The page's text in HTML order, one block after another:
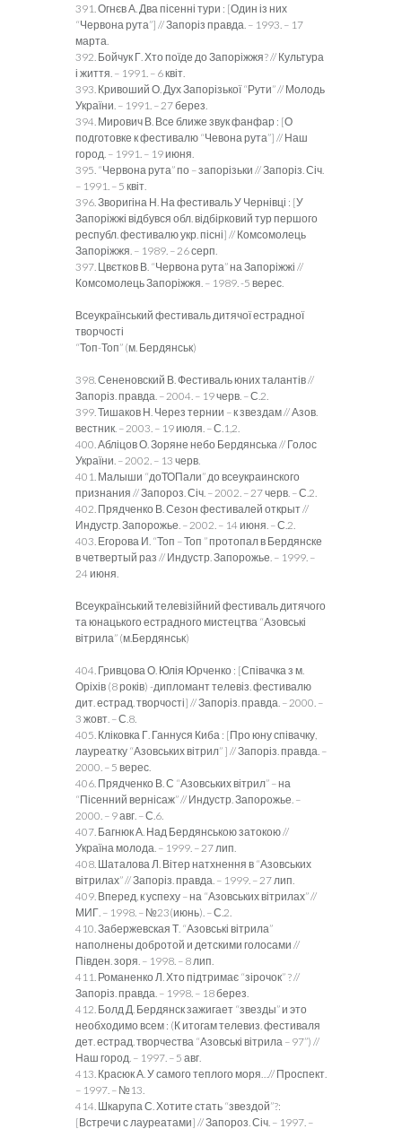
391. Огнєв А. Два пісенні тури : [Один із них
“Червона рута”] // Запоріз правда. – 1993. – 17
марта.
392. Бойчук Г. Хто поїде до Запоріжжя? // Культура
і життя. – 1991. – 6 квіт.
393. Кривоший О. Дух Запорізької “Рути” // Молодь
України. – 1991. – 27 берез.
394. Мирович В. Все ближе звук фанфар : [О
подготовке к фестивалю “Чевона рута”] // Наш
город. – 1991. – 19 июня.
395. “Червона рута” по – запорізьки // Запоріз. Січ.
– 1991. – 5 квіт.
396. Зворигіна Н. На фестиваль У Чернівці : [У
Запоріжжі відбувся обл. відбірковий тур першого
республ. фестивалю укр. пісні] // Комсомолець
Запоріжжя. – 1989. – 26 серп.
397. Цвєтков В. “Червона рута” на Запоріжжі //
Комсомолець Запоріжжя. – 1989. -5 верес.
Всеукраїнський фестиваль дитячої естрадної
творчості
“Топ-Топ” (м. Бердянськ)
398. Сененовский В. Фестиваль юних талантів //
Запоріз. правда. – 2004. – 19 черв. – С.2.
399. Тишаков Н. Через тернии – к звездам // Азов.
вестник. – 2003. – 19 июля. – С.1,2.
400. Абліцов О. Зоряне небо Бердянська // Голос
України. – 2002. – 13 черв.
401. Малыши “доТОПали” до всеукраинского
признания // Запороз. Січ. – 2002. – 27 черв. – С.2.
402. Прядченко В. Сезон фестивалей открыт //
Индустр. Запорожье. – 2002. – 14 июня. – С.2.
403. Егорова И. “Топ – Топ ” протопал в Бердянске
в четвертый раз // Индустр. Запорожье. – 1999. –
24 июня.
Всеукраїнський телевізійний фестиваль дитячого
та юнацького естрадного мистецтва “Азовські
вітрила” (м.Бердянськ)
404. Гривцова О. Юлія Юрченко : [Співачка з м.
Оріхів (8 років) -дипломант телевіз. фестивалю
дит. естрад. творчості] // Запоріз. правда. – 2000. –
3 жовт. – С.8.
405. Кліковка Г. Ганнуся Киба : [Про юну співачку,
лауреатку “Азовських вітрил” ] // Запоріз. правда. –
2000. – 5 верес.
406. Прядченко В. С “Азовських вітрил” – на
“Пісенний вернісаж” // Индустр. Запорожье. –
2000. – 9 авг. – С.6.
407. Багнюк А. Над Бердянською затокою //
Україна молода. – 1999. – 27 лип.
408. Шаталова Л. Вітер натхнення в “Азовських
вітрилах” // Запоріз. правда. – 1999. – 27 лип.
409. Вперед, к успеху – на “Азовських вітрилах” //
МИГ. – 1998. – №23(июнь). – С.2.
410. Забержевская Т. “Азовські вітрила”
наполнены добротой и детскими голосами //
Півден. зоря. – 1998. – 8 лип.
411. Романенко Л. Хто підтримає “зірочок” ? //
Запоріз. правда. – 1998. – 18 берез.
412. Болд Д. Бердянск зажигает “звезды” и это
необходимо всем : (К итогам телевиз. фестиваля
дет. естрад. творчества “Азовські вітрила – 97”) //
Наш город. – 1997. – 5 авг.
413. Красюк А. У самого теплого моря…// Проспект.
– 1997. – №13.
414. Шкарупа С. Хотите стать “звездой”?:
[Встречи с лауреатами] // Запороз. Січ. – 1997. –